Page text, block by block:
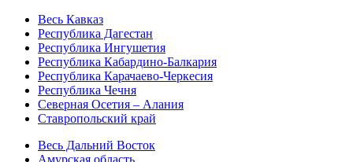
Весь Кавказ
Республика Дагестан
Республика Ингушетия
Республика Кабардино-Балкария
Республика Карачаево-Черкесия
Республика Чечня
Северная Осетия – Алания
Ставропольский край
Весь Дальний Восток
Амурская область